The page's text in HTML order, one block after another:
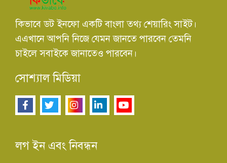
কিভাবে ডট ইনফো একটি বাংলা তথ্য শেয়ারিং সাইট।
এএখানে আপনি নিজে যেমন জানতে পারবেন তেমনি
চাইলে সবাইকে জানাতেও পারবেন।
সোশ্যাল মিডিয়া
লগ ইন এবং নিবন্ধন